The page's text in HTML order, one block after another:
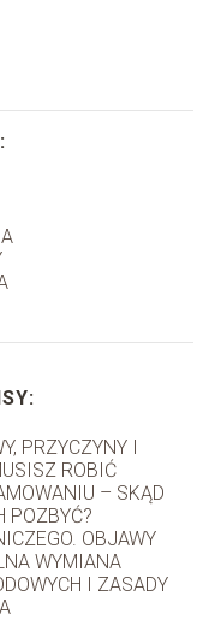
PRZYCZYNY I
ROBIĆ
– SKĄD
POZBYĆ?
OBJAWY
WYMIANA
I ZASADY